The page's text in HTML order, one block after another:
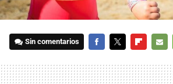
Sin comentarios
MAIL